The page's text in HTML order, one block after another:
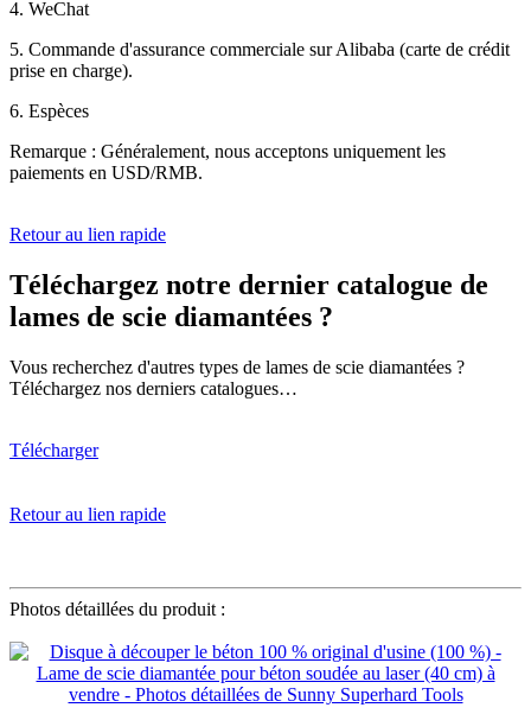
4. WeChat
5. Commande d'assurance commerciale sur Alibaba (carte de crédit
prise en charge).
6. Espèces
Remarque : Généralement, nous acceptons uniquement les
paiements en USD/RMB.
Retour au lien rapide
Téléchargez notre dernier catalogue de
lames de scie diamantées ?
Vous recherchez d'autres types de lames de scie diamantées ?
Téléchargez nos derniers catalogues…
Télécharger
Retour au lien rapide
Photos détaillées du produit :